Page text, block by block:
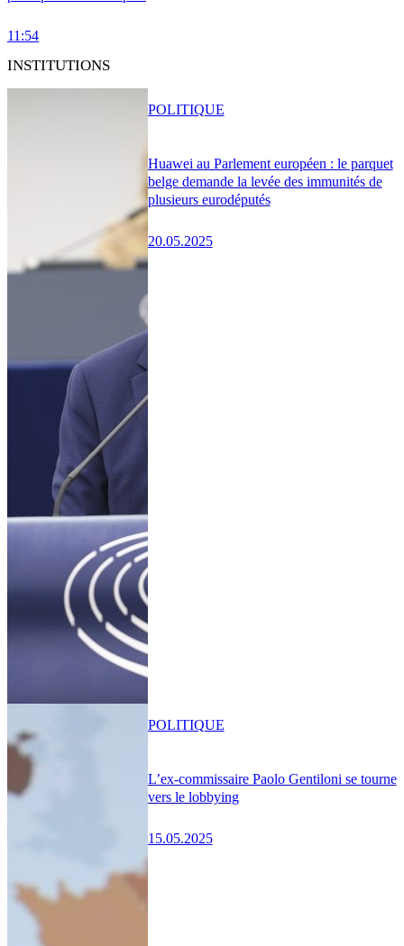
11:54
INSTITUTIONS
Huawei au Parlement européen : le parquet
belge demande la levée des immunités de
plusieurs eurodéputés
20.05.2025
POLITIQUE
L’ex-commissaire Paolo Gentiloni se tourne
vers le lobbying
15.05.2025
POLITIQUE